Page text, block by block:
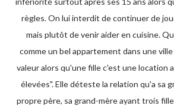
règles. On lui interdit de continuer de
mais plutôt de venir aider en cuisine.
comme un bel appartement dans une
valeur alors qu'une fille c'est une location
élevées". Elle déteste la relation qu'a sa
propre père, sa grand-mère ayant trois